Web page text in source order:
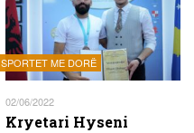
SPORTET ME DORË
02/06/2022
Kryetari Hyseni